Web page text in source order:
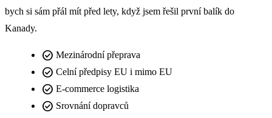
bych si sám přál mít před lety, když jsem řešil první balík do
Kanady.
check_circle Mezinárodní přeprava
check_circle Celní předpisy EU i mimo EU
check_circle E-commerce logistika
check_circle Srovnání dopravců